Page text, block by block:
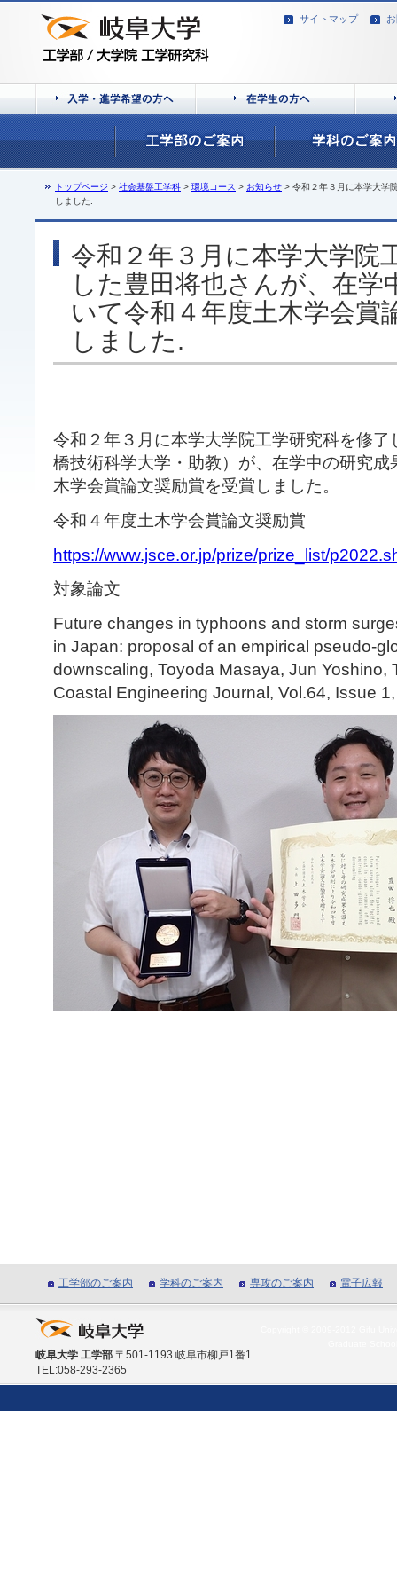
サイトマップ
トップページ > 社会基盤工学科 > 環境コース > お知らせ > 令和２年３月に本学大学
しました.
令和２年３月に本学大学院
した豊田将也さんが、在学
いて令和４年度土木学会賞
しました.
令和２年３月に本学大学院工学研究科を修
橋技術科学大学・助教）が、在学中の研究
木学会賞論文奨励賞を受賞しました。
令和４年度土木学会賞論文奨励賞
https://www.jsce.or.jp/prize/prize_list/
対象論文
Future changes in typhoons and storm
in Japan: proposal of an empirical pseudo-
downscaling, Toyoda Masaya, Jun Yoshino,
Coastal Engineering Journal, Vol.64, Issue
工学部のご案内 学科のご案内 専攻のご案内 電子広報
岐阜大学 工学部 〒501-1193 岐阜市柳戸1番1
TEL:058-293-2365